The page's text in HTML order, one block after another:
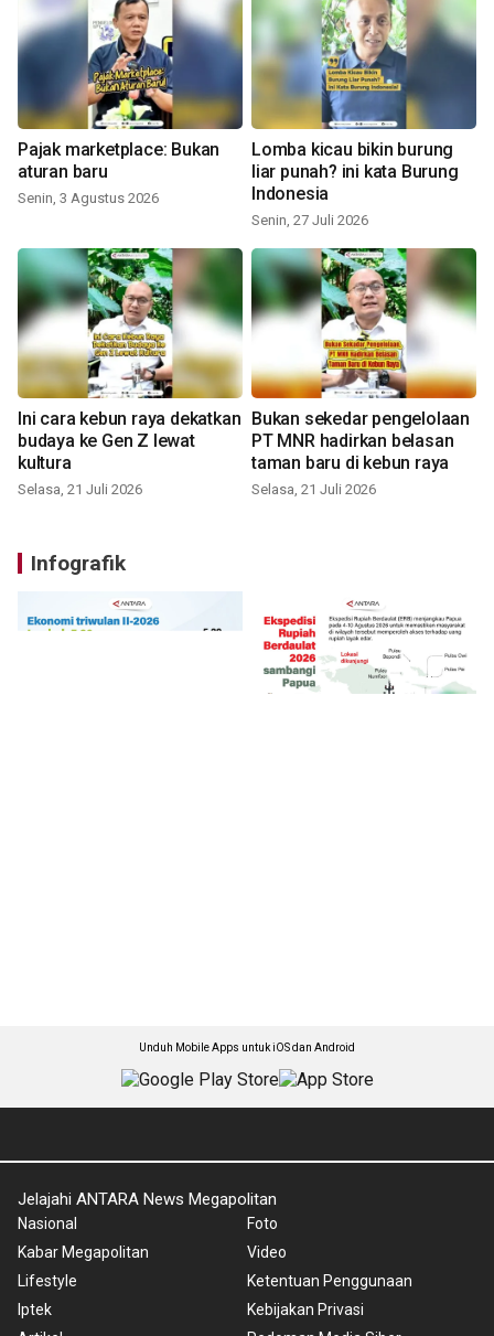
Pajak marketplace: Bukan
aturan baru
Senin, 3 Agustus 2026
Lomba kicau bikin burung
liar punah? ini kata Burung
Indonesia
Senin, 27 Juli 2026
Ini cara kebun raya dekatkan
budaya ke Gen Z lewat
kultura
Selasa, 21 Juli 2026
Bukan sekedar pengelolaan
PT MNR hadirkan belasan
taman baru di kebun raya
Selasa, 21 Juli 2026
Infografik
Unduh Mobile Apps untuk iOS dan Android
Jelajahi ANTARA News Megapolitan
Nasional
Kabar Megapolitan
Lifestyle
Iptek
Foto
Video
Ketentuan Penggunaan
Kebijakan Privasi